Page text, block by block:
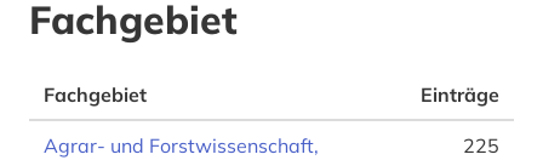
Fachgebiet
Fachgebiet Einträge
Agrar- und Forstwissenschaft,
225